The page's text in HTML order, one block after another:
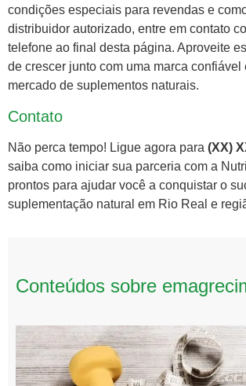
condições especiais para revendas e
distribuidor autorizado, entre em contato
telefone ao final desta página. Aproveite
de crescer junto com uma marca
mercado de suplementos naturais.
Contato
Não perca tempo! Ligue agora para (XX)
saiba como iniciar sua parceria com a
prontos para ajudar você a conquistar o
suplementação natural em Rio Real e
Conteúdos sobre